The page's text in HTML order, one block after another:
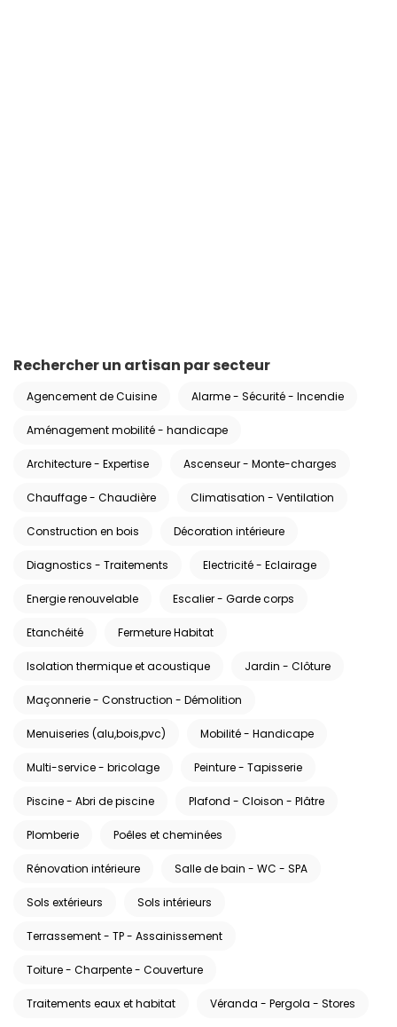
Rechercher un artisan par secteur
Agencement de Cuisine Alarme - Sécurité - Incendie
Aménagement mobilité - handicape
Architecture - Expertise Ascenseur - Monte-charges
Chauffage - Chaudière Climatisation - Ventilation
Construction en bois Décoration intérieure
Diagnostics - Traitements Electricité - Eclairage
Energie renouvelable Escalier - Garde corps
Etanchéité Fermeture Habitat
Isolation thermique et acoustique Jardin - Clôture
Maçonnerie - Construction - Démolition
Menuiseries (alu,bois,pvc) Mobilité - Handicape
Multi-service - bricolage Peinture - Tapisserie
Piscine - Abri de piscine Plafond - Cloison - Plâtre
Plomberie Poêles et cheminées
Rénovation intérieure Salle de bain - WC - SPA
Sols extérieurs Sols intérieurs
Terrassement - TP - Assainissement
Toiture - Charpente - Couverture
Traitements eaux et habitat Véranda - Pergola - Stores